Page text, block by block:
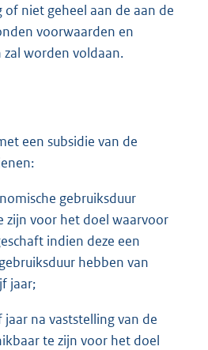
niet geheel aan de aan de
voorwaarden en
worden voldaan.
een subsidie van de
gebruiksduur
zijn voor het doel waarvoor
indien deze een
hebben van
jaar;
na vaststelling van de
te zijn voor het doel